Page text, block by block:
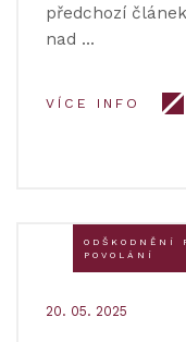
předchozí
nad …
VÍCE INFO
ODŠKODNĚNÍ
POVOLÁNÍ
20. 05. 2025